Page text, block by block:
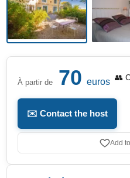
À partir de 70 euros 👥
✉️ Contact the host
Add